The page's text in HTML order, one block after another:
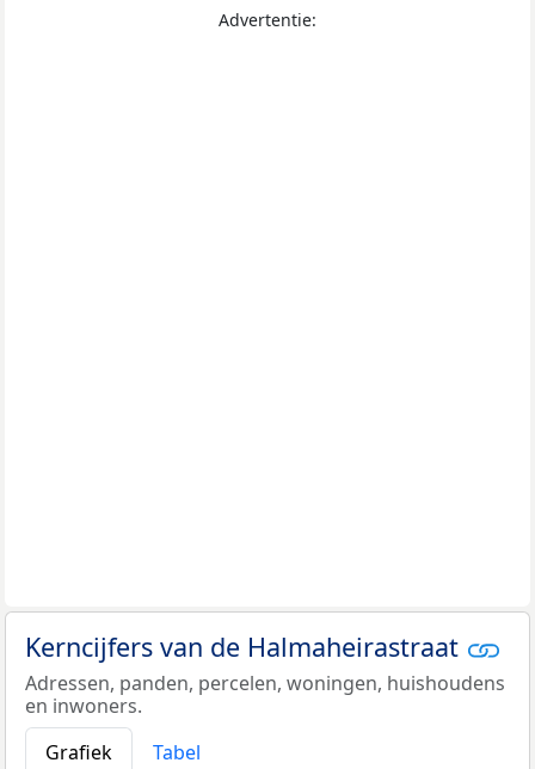
Advertentie:
Kerncijfers van de Halmaheirastraat
Adressen, panden, percelen, woningen, huishoudens
en inwoners.
Grafiek
Tabel